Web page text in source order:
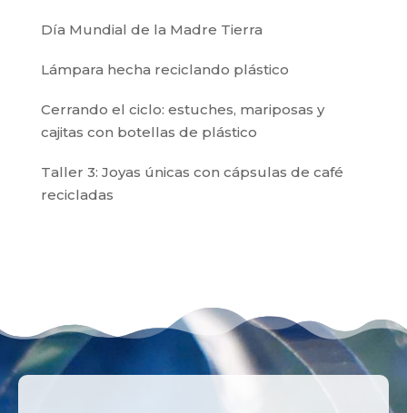
Día Mundial de la Madre Tierra
Lámpara hecha reciclando plástico
Cerrando el ciclo: estuches, mariposas y
cajitas con botellas de plástico
Taller 3: Joyas únicas con cápsulas de café
recicladas